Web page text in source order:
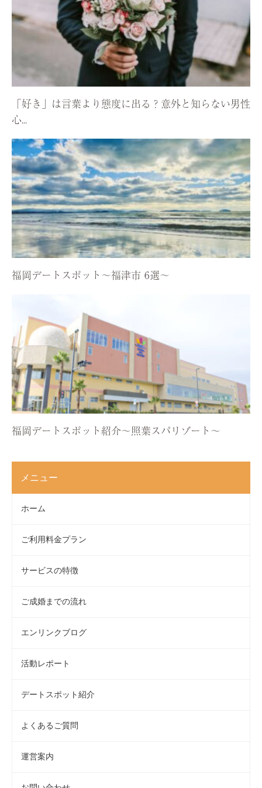
「好き」は言葉より態度に出る？意外と知らない男性
心...
福岡デートスポット〜福津市 6選〜
福岡デートスポット紹介〜照葉スパリゾート〜
メニュー
ホーム
ご利用料金プラン
サービスの特徴
ご成婚までの流れ
エンリンクブログ
活動レポート
デートスポット紹介
よくあるご質問
運営案内